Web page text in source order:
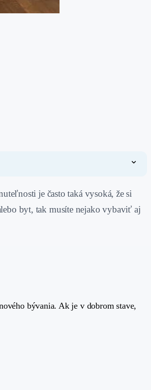
je často taká vysoká, že si
byt, tak musíte nejako vybaviť aj
bývania. Ak je v dobrom stave,